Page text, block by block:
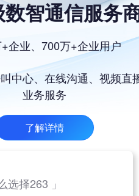
邮箱
全球畅邮
活控制 邮箱无感迁移
了解详情
选择263 」